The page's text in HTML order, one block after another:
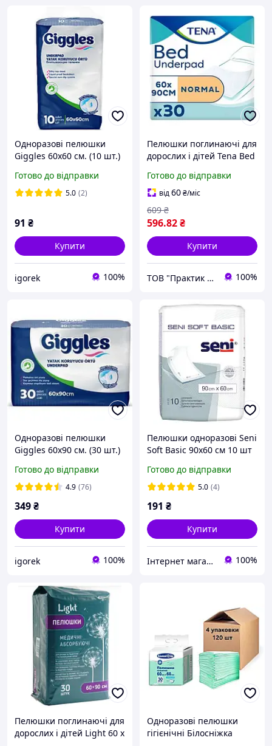
Одноразові пелюшки
Giggles 60х60 см. (10 шт.)
Готово до відправки
5.0 (2)
91 ₴
Купити
igorek 100%
Пелюшки поглинаючі для
дорослих і дітей Tena Bed
Одноразові поглинаючі
пелюшки
Готово до відправки
від60₴/міс
596.82₴
609 ₴
Купити
ТОВ "Практик 2022": Інтернет-магазин медичних, офісних, канцелярських та господарських товарів 100%
Одноразові пелюшки
Giggles 60х90 см. (30 шт.)
Готово до відправки
4.9 (76)
349₴
Купити
igorek 100%
Пелюшки одноразові Seni
Soft Basic 90х60 см 10 шт
Готово до відправки
5.0 (4)
191 ₴
Купити
Інтернет магазин Pamp-Pamp 100%
Пелюшки поглинаючі для
дорослих і дітей Light 60 х
Одноразові пелюшки
гігієнічні Білосніжка